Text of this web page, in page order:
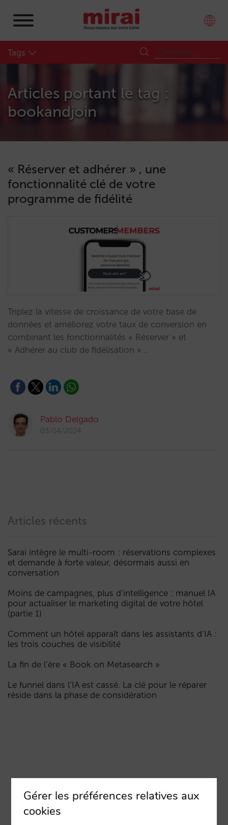
Tags
Articles portant le tag :
bookandjoin
« Réserver et adhérer » , une
fonctionnalité clé de votre
programme de fidélité
Triplez la vitesse de croissance de votre base de
données et améliorez votre taux de conversion en
combinant les fonctionnalités « Réserver » et
« Adhérer au club de fidélisation »…
Pablo Delgado
03/04/2024
Articles récents
Sarai intègre le multi-room : réservations complexes
et demande à forte valeur, désormais aussi en
conversation
Moins de campagnes, plus d’intelligence : manuel IA
pour actualiser le marketing digital de votre hôtel
(partie 1)
Comment un hôtel apparaît dans les assistants d’IA :
les trois couches de visibilité
La fin de l’ère « Book on Metasearch »
Le funnel dans l’IA est cassé. La clé pour le réparer
réside dans la phase de considération
Gérer les préférences relatives aux
cookies